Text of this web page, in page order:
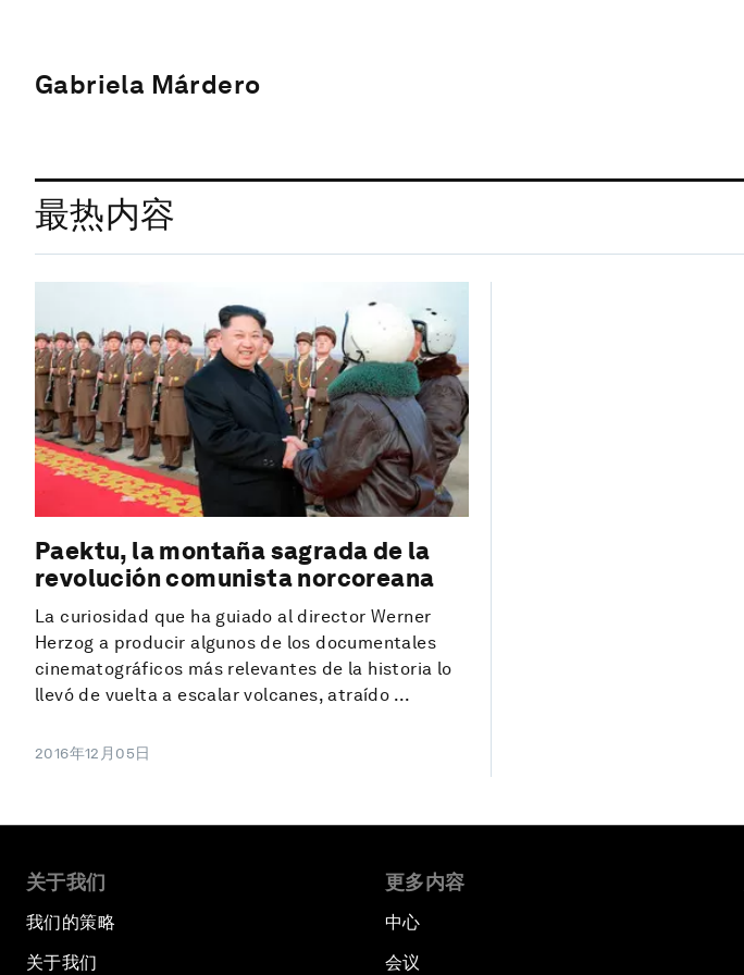
Gabriela Márdero
最热内容
Paektu, la montaña sagrada de la
revolución comunista norcoreana
La curiosidad que ha guiado al director Werner
Herzog a producir algunos de los documentales
cinematográficos más relevantes de la historia lo
llevó de vuelta a escalar volcanes, atraído ...
2016年12月05日
关于我们
我们的策略
关于我们
更多内容
中心
会议